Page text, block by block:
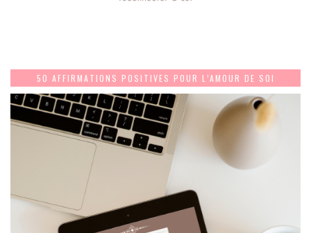
50 AFFIRMATIONS POSITIVES POUR L’AMOUR DE SOI